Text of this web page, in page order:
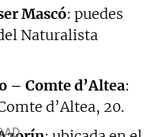
Mascó: puedes
Naturalista
– Comte d’Altea:
d’Altea, 20.